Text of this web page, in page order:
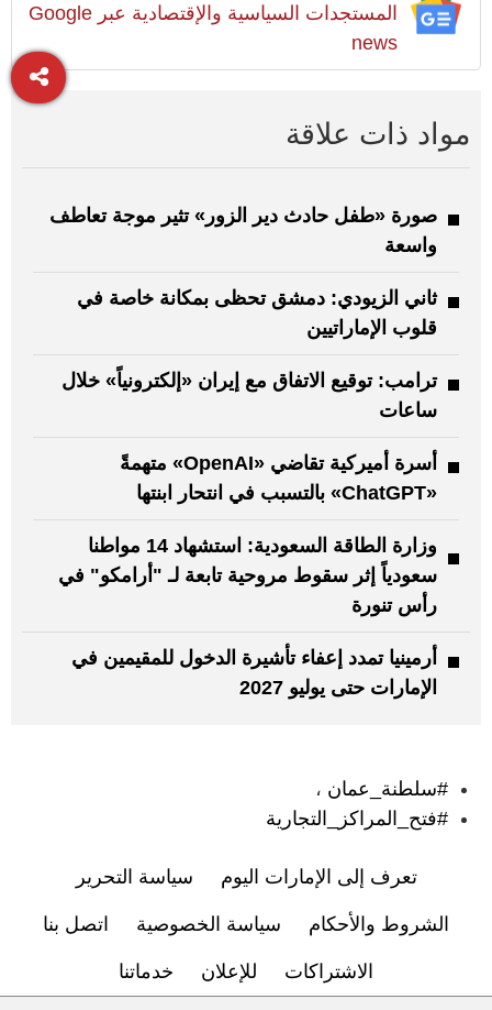
المستجدات السياسية والإقتصادية عبر Google
news
مواد ذات علاقة
صورة «طفل حادث دير الزور» تثير موجة تعاطف
واسعة
ثاني الزيودي: دمشق تحظى بمكانة خاصة في
قلوب الإماراتيين
ترامب: توقيع الاتفاق مع إيران «إلكترونياً» خلال
ساعات
أسرة أميركية تقاضي «OpenAI» متهمةً
«ChatGPT» بالتسبب في انتحار ابنتها
وزارة الطاقة السعودية: استشهاد 14 مواطنا
سعودياً إثر سقوط مروحية تابعة لـ "أرامكو" في
رأس تنورة
أرمينيا تمدد إعفاء تأشيرة الدخول للمقيمين في
الإمارات حتى يوليو 2027
#سلطنة_عمان ،
#فتح_المراكز_التجارية
تعرف إلى الإمارات اليوم سياسة التحرير
الشروط والأحكام سياسة الخصوصية اتصل بنا
الاشتراكات للإعلان خدماتنا